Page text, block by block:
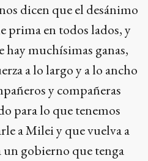
dicen que el desánimo
prima en todos lados, y
hay muchísimas ganas,
a lo largo y a lo ancho
y compañeras
para lo que tenemos
a Milei y que vuelva a
gobierno que tenga